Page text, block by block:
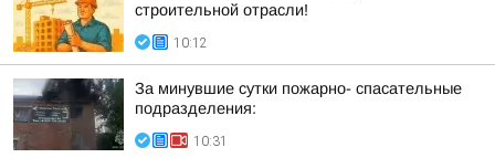
строительной отрасли!
10:12
За минувшие сутки пожарно- спасательные
подразделения:
10:31